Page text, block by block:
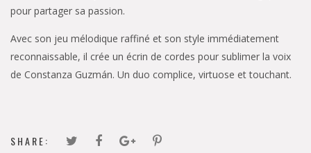
pour partager sa passion.
Avec son jeu mélodique raffiné et son style immédiatement
reconnaissable, il crée un écrin de cordes pour sublimer la voix
de Constanza Guzmán. Un duo complice, virtuose et touchant.
SHARE: